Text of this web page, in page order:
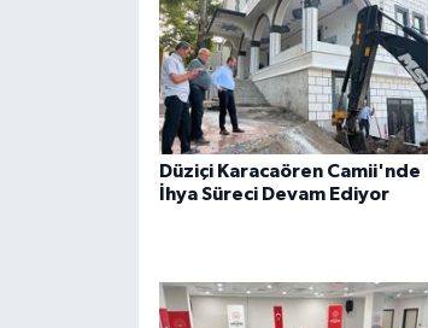
Düziçi Karacaören Camii'nde
İhya Süreci Devam Ediyor